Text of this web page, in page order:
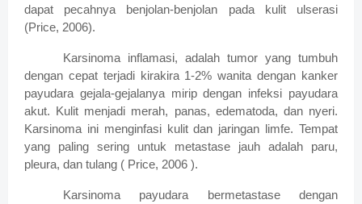
dapat pecahnya benjolan-benjolan pada kulit ulserasi
(Price, 2006).
Karsinoma inflamasi, adalah tumor yang tumbuh
dengan cepat terjadi kirakira 1-2% wanita dengan kanker
payudara gejala-gejalanya mirip dengan infeksi payudara
akut. Kulit menjadi merah, panas, edematoda, dan nyeri.
Karsinoma ini menginfasi kulit dan jaringan limfe. Tempat
yang paling sering untuk metastase jauh adalah paru,
pleura, dan tulang ( Price, 2006 ).
Karsinoma payudara bermetastase dengan